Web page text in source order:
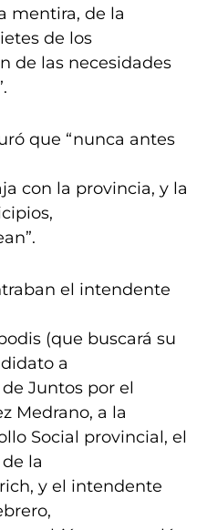
mentira, de la
de los
de las necesidades
que “nunca antes
con la provincia, y la
el intendente
(que buscará su
a
Juntos por el
Medrano, a la
Social provincial, el
la
y el intendente